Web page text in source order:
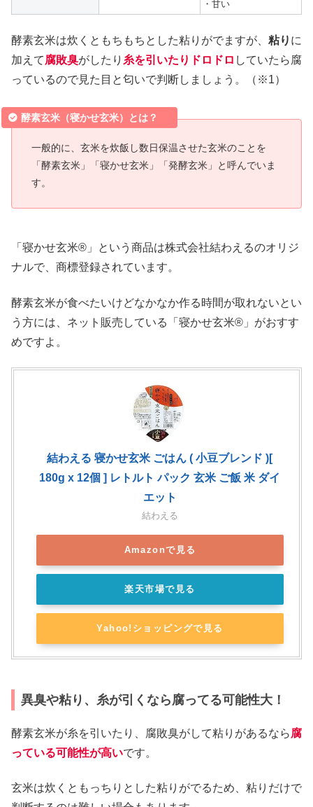
・甘い
酵素玄米は炊くともちもちとした粘りがでますが、 粘り に
加えて腐敗臭がしたり 糸を引いたりドロドロ していたら腐
っているので見た目と匂いで判断しましょう。（※1）
酵素玄米（寝かせ玄米）とは？
一般的に、玄米を炊飯し数日保温させた玄米のことを
「酵素玄米」「寝かせ玄米」「発酵玄米」と呼んでいま
す。
「寝かせ玄米®」という商品は株式会社結わえるのオリジ
ナルで、商標登録されています。
酵素玄米が食べたいけどなかなか作る時間が取れないとい
う方には、ネット販売している「寝かせ玄米®」がおすす
めですよ。
結わえる 寝かせ玄米 ごはん ( 小豆ブレンド )[
180g x 12個 ] レトルト パック 玄米 ご飯 米 ダイ
エット
結わえる
Amazonで見る
楽天市場で見る
Yahoo!ショッピングで見る
異臭や粘り、糸が引くなら腐ってる可能性大！
酵素玄米が糸を引いたり、腐敗臭がして粘りがあるなら腐
っている可能性が高いです。
玄米は炊くともっちりとした粘りがでるため、粘りだけで